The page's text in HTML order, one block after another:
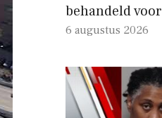
behandeld
6 augustus 2026